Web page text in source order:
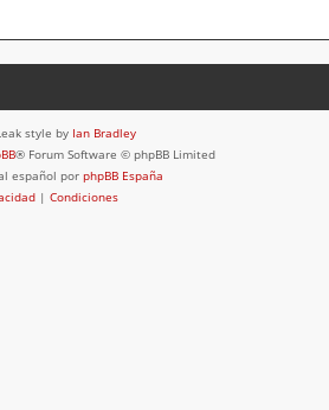
style by Ian Bradley
® Forum Software © phpBB Limited
español por phpBB España
| Condiciones